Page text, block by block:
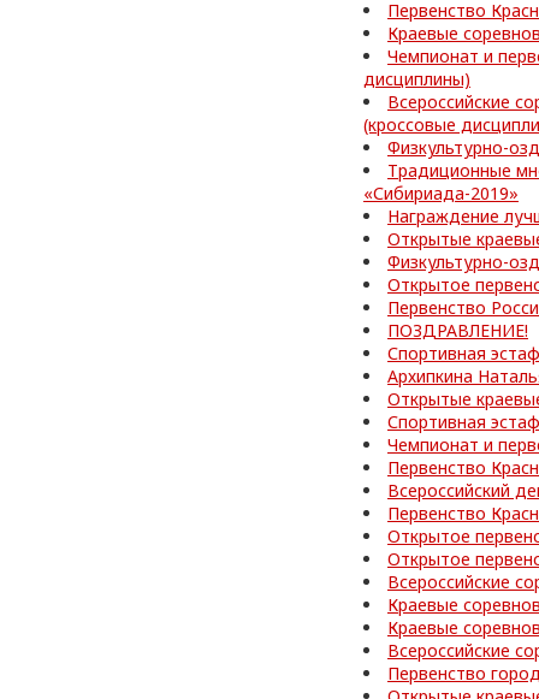
Первенство
Краевые
Чемпионат и
дисциплины)
Всероссийские
(кроссовые
Физкультурно-
Традиционные
«Сибириада-2019»
Награждение
Открытые
Физкультурно-
Открытое
Первенство
ПОЗДРАВЛЕНИЕ!
Спортивная
Архипкина
Открытые
Спортивная
Чемпионат и
Первенство
Всероссийский
Первенство
Открытое
Открытое
Всероссийские
Краевые
Краевые
Всероссийские
Первенство